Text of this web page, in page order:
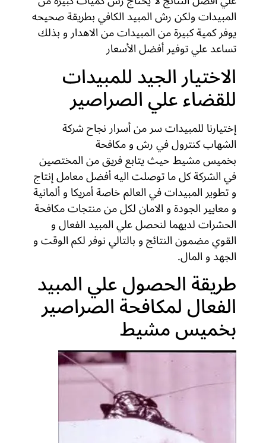
المبيدات ولكن رش المبيد الكافي بطريقة صحيحه
يوفر كمية كبيرة من المبيدات من الاهدار و بذلك
تساعد علي توفير أفضل الأسعار
الاختيار الجيد للمبيدات
للقضاء علي الصراصير
إختيارنا للمبيدات سر من أسرار نجاح شركة
الشهاب كنترول في رش و مكافحة
بخميس مشيط حيث يتابع فريق من المختصين
في الشركة كل ما توصلت اليه أفضل معامل إنتاج
و تطوير المبيدات في العالم خاصة أمريكا و ألمانية
و معايير الجودة و الامان لكل من منتجات مكافحة
الحشرات لديهما لنحصل علي المبيد الفعال و
القوي مضمون النتائج و بالتالي نوفر لكم الوقت و
الجهد و المال.
طريقة الحصول علي المبيد
الفعال لمكافحة الصراصير
بخميس مشيط